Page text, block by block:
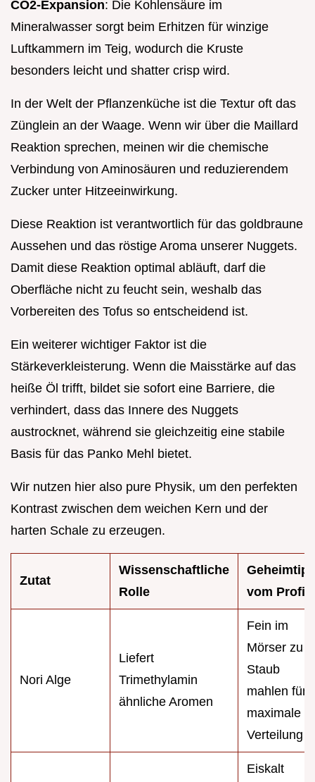
CO2-Expansion: Die Kohlensäure im
Mineralwasser sorgt beim Erhitzen für winzige
Luftkammern im Teig, wodurch die Kruste
besonders leicht und shatter crisp wird.
In der Welt der Pflanzenküche ist die Textur oft das
Zünglein an der Waage. Wenn wir über die Maillard
Reaktion sprechen, meinen wir die chemische
Verbindung von Aminosäuren und reduzierendem
Zucker unter Hitzeeinwirkung.
Diese Reaktion ist verantwortlich für das goldbraune
Aussehen und das röstige Aroma unserer Nuggets.
Damit diese Reaktion optimal abläuft, darf die
Oberfläche nicht zu feucht sein, weshalb das
Vorbereiten des Tofus so entscheidend ist.
Ein weiterer wichtiger Faktor ist die
Stärkeverkleisterung. Wenn die Maisstärke auf das
heiße Öl trifft, bildet sie sofort eine Barriere, die
verhindert, dass das Innere des Nuggets
austrocknet, während sie gleichzeitig eine stabile
Basis für das Panko Mehl bietet.
Wir nutzen hier also pure Physik, um den perfekten
Kontrast zwischen dem weichen Kern und der
harten Schale zu erzeugen.
Zutat
Wissenschaftliche
Rolle
vom Profi
Nori Alge
Liefert
Trimethylamin
ähnliche Aromen
Fein im
Mörser zu
Staub
mahlen für
maximale
Verteilung
Eiskalt